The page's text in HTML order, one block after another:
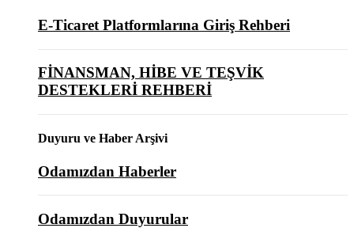
E-Ticaret Platformlarına Giriş Rehberi
FİNANSMAN, HİBE VE TEŞVİK
DESTEKLERİ REHBERİ
Duyuru ve Haber Arşivi
Odamızdan Haberler
Odamızdan Duyurular